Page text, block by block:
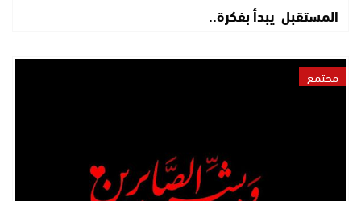
المستقبل يبدأ بفكرة..
مجتمع